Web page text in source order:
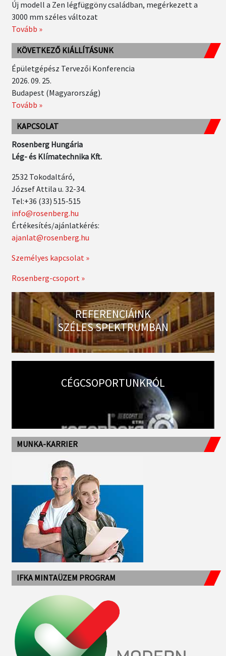
Új modell a Zen légfüggöny családban, megérkezett a
3000 mm széles változat
Tovább »
KÖVETKEZŐ KIÁLLÍTÁSUNK
Épületgépész Tervezői Konferencia
2026. 09. 25.
Budapest (Magyarország)
Tovább »
KAPCSOLAT
Rosenberg Hungária
Lég- és Klímatechnika Kft.
2532 Tokodaltáró,
József Attila u. 32-34.
Tel:+36 (33) 515-515
info@rosenberg.hu
Értékesítés/ajánlatkérés:
ajanlat@rosenberg.hu
Személyes kapcsolat »
Rosenberg-csoport »
REFERENCIÁINK
SZÉLES SPEKTRUMBAN
CÉGCSOPORTUNKRÓL
MUNKA-KARRIER
IFKA MINTAÜZEM PROGRAM